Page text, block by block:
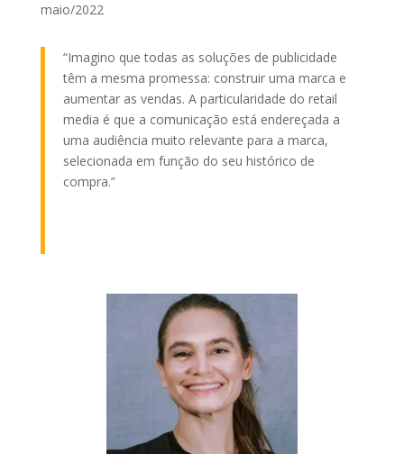
maio/2022
“Imagino que todas as soluções de publicidade
têm a mesma promessa: construir uma marca e
aumentar as vendas. A particularidade do retail
media é que a comunicação está endereçada a
uma audiência muito relevante para a marca,
selecionada em função do seu histórico de
compra.”